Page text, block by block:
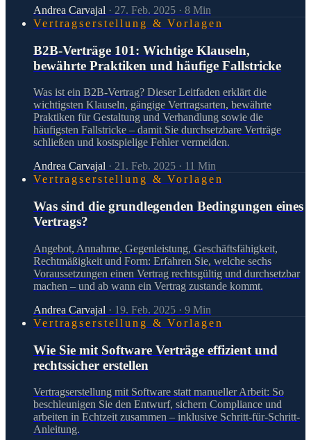
Andrea Carvajal · 27. Feb. 2025 · 8 Min
Vertragserstellung & Vorlagen
B2B-Verträge 101: Wichtige Klauseln,
bewährte Praktiken und häufige Fallstricke
Was ist ein B2B-Vertrag? Dieser Leitfaden erklärt die
wichtigsten Klauseln, gängige Vertragsarten, bewährte
Praktiken für Gestaltung und Verhandlung sowie die
häufigsten Fallstricke – damit Sie durchsetzbare Verträge
schließen und kostspielige Fehler vermeiden.
Andrea Carvajal · 21. Feb. 2025 · 11 Min
Vertragserstellung & Vorlagen
Was sind die grundlegenden Bedingungen eines
Vertrags?
Angebot, Annahme, Gegenleistung, Geschäftsfähigkeit,
Rechtmäßigkeit und Form: Erfahren Sie, welche sechs
Voraussetzungen einen Vertrag rechtsgültig und durchsetzbar
machen – und ab wann ein Vertrag zustande kommt.
Andrea Carvajal · 19. Feb. 2025 · 9 Min
Vertragserstellung & Vorlagen
Wie Sie mit Software Verträge effizient und
rechtssicher erstellen
Vertragserstellung mit Software statt manueller Arbeit: So
beschleunigen Sie den Entwurf, sichern Compliance und
arbeiten in Echtzeit zusammen – inklusive Schritt-für-Schritt-
Anleitung.